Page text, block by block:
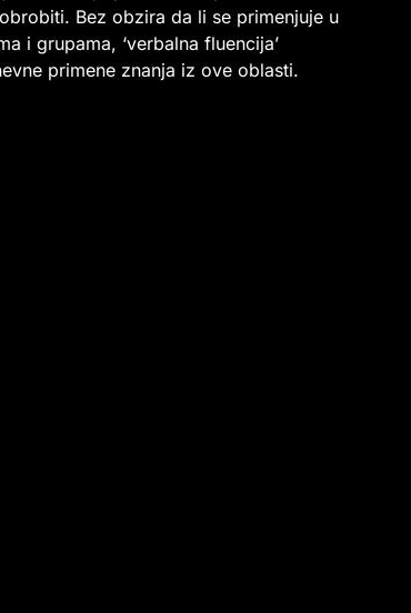
Bez obzira da li se primenjuje u
i grupama, ‘verbalna fluencija’
primene znanja iz ove oblasti.